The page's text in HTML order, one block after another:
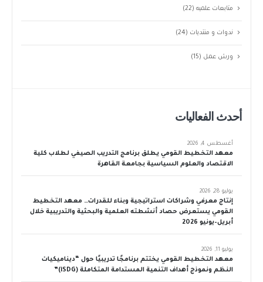
متابعات علميه(22)
ندوات و منتديات (24)
ورش عمل (15)
أحدث الفعاليات
معهد التخطيط القومي يطلق برنامج التدريب الصيفي لطلاب كلية
الاقتصاد والعلوم السياسية بجامعة القاهرة
أغسطس 4, 2026
إنتاج معرفي وشراكات استراتيجية وبناء للقدرات… معهد التخطيط
القومي يستعرض حصاد أنشطته العلمية والبحثية والتدريبية خلال
أبريل–يونيو 2026
يوليو 28, 2026
معهد التخطيط القومي يختتم برنامجًا تدريبيًا حول “ديناميكيات
النظم ونموذج أهداف التنمية المستدامة المتكاملة (iSDG)”
يوليو 11, 2026